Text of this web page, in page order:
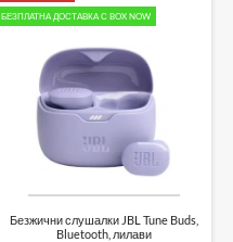
БЕЗПЛАТНА ДОСТАВКА С BOX NOW
Безжични слушалки JBL Tune Buds,
Bluetooth, лилави